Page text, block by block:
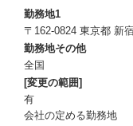
勤務地1
〒162-0824 東京都 新
勤務地その他
全国
[変更の範囲]
有
会社の定める勤務地